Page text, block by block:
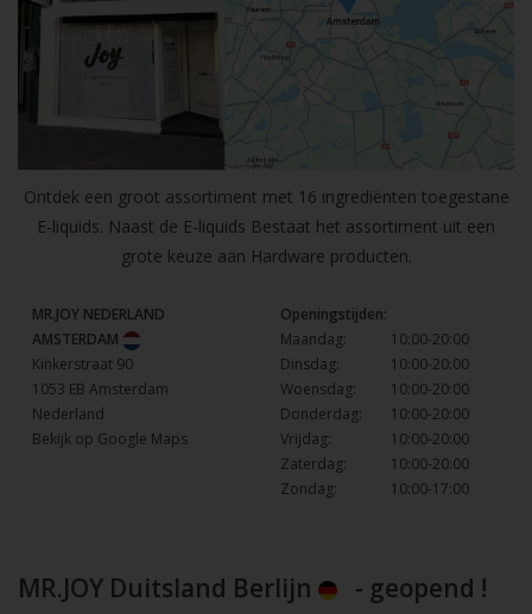
Ontdek een groot assortiment met 16 ingrediënten toegestane
E-liquids. Naast de E-liquids Bestaat het assortiment uit een
grote keuze aan Hardware producten.
MR.JOY NEDERLAND
AMSTERDAM
Kinkerstraat 90
1053 EB Amsterdam
Nederland
Bekijk op Google Maps
Openingstijden:
Maandag:
10:00-20:00
Dinsdag:
10:00-20:00
Woensdag:
10:00-20:00
Donderdag:
10:00-20:00
Vrijdag:
10:00-20:00
Zaterdag:
10:00-20:00
Zondag:
10:00-17:00
MR.JOY Duitsland Berlijn - geopend !